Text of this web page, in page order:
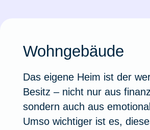
Valorenversicherung
Zur Produktübersicht
Wohngebäude
Das eigene Heim ist der
Besitz – nicht nur aus
sondern auch aus
Umso wichtiger ist es,